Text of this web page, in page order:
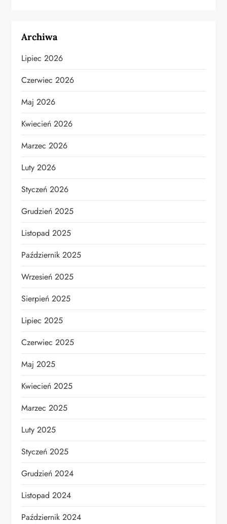
Archiwa
Lipiec 2026
Czerwiec 2026
Maj 2026
Kwiecień 2026
Marzec 2026
Luty 2026
Styczeń 2026
Grudzień 2025
Listopad 2025
Październik 2025
Wrzesień 2025
Sierpień 2025
Lipiec 2025
Czerwiec 2025
Maj 2025
Kwiecień 2025
Marzec 2025
Luty 2025
Styczeń 2025
Grudzień 2024
Listopad 2024
Październik 2024